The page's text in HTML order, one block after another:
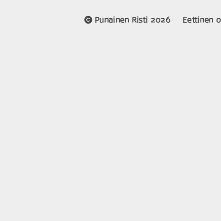
Punainen Risti 2026 Eettinen